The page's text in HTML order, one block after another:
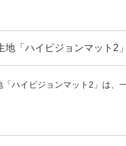
地「ハイビジョンマット2
ハイビジョンマット2」は